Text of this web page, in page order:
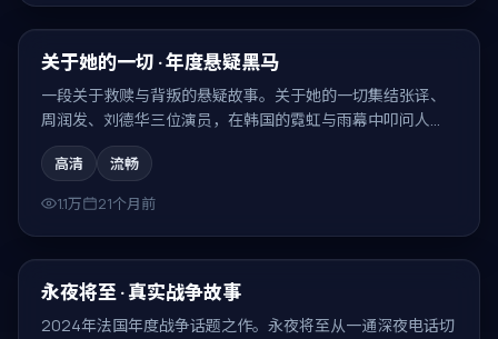
最新
关于她的一切 · 年度悬疑黑马
一段关于救赎与背叛的悬疑故事。关于她的一切集结张译、
周润发、刘德华三位演员，在韩国的霓虹与雨幕中叩问人
性，结局耐人寻味。
高清
流畅
1.1万
21个月前
最新
永夜将至 · 真实战争故事
2024年法国年度战争话题之作。永夜将至从一通深夜电话切